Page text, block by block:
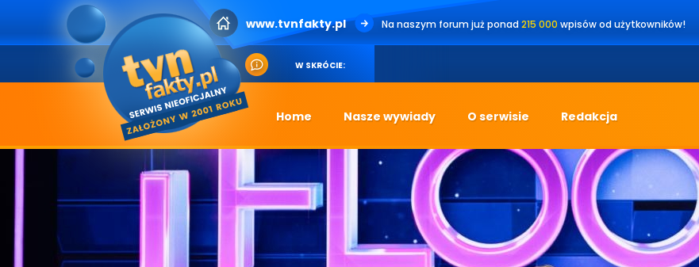
www.tvnfakty.pl Na naszym forum już ponad 215 000 wpisów od użytkowników!
W SKRÓCIE:
Home Nasze wywiady O serwisie Redakcja